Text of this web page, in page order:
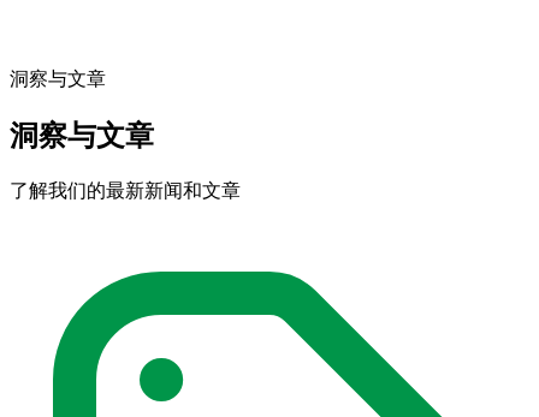
洞察与文章
洞察与文章
了解我们的最新新闻和文章